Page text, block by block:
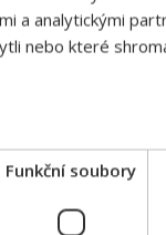
a analytickými
nebo které
Funkční soubory